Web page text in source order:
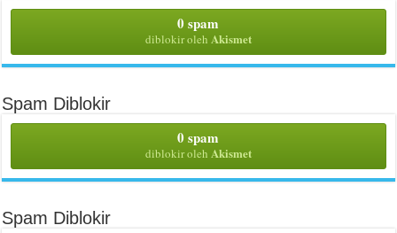
0 spam
diblokir oleh Akismet
Spam Diblokir
0 spam
diblokir oleh Akismet
Spam Diblokir